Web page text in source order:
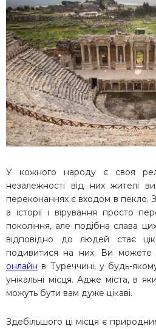
У кожного народу є своя
незалежності від них жителі
переконаннях є входом в пекло.
а історії і вірування просто
покоління, але подібна слава
відповідно до людей стає
подивитися на них. Ви можете
онлайн в Туреччині, у будь-
унікальні місця. Адже міста, в
можуть бути вам дуже цікаві.
Здебільшого ці місця є